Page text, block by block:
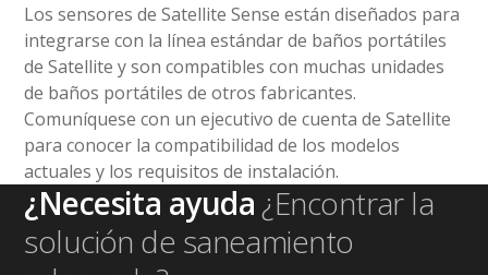
Los sensores de Satellite Sense están diseñados para
integrarse con la línea estándar de baños portátiles
de Satellite y son compatibles con muchas unidades
de baños portátiles de otros fabricantes.
Comuníquese con un ejecutivo de cuenta de Satellite
para conocer la compatibilidad de los modelos
actuales y los requisitos de instalación.
¿Necesita ayuda¿Encontrar la
solución de saneamiento